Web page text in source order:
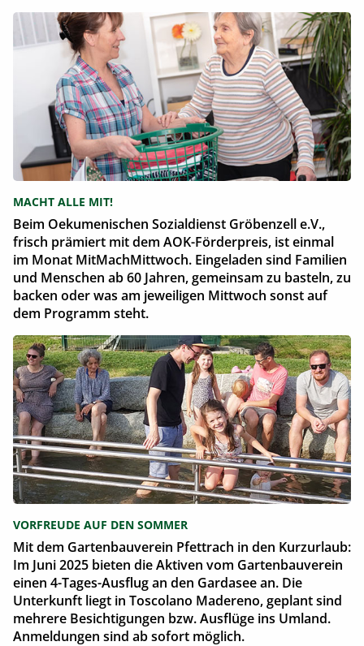
MACHT ALLE MIT!
Beim Oekumenischen Sozialdienst Gröbenzell e.V.,
frisch prämiert mit dem AOK-Förderpreis, ist einmal
im Monat MitMachMittwoch. Eingeladen sind Familien
und Menschen ab 60 Jahren, gemeinsam zu basteln, zu
backen oder was am jeweiligen Mittwoch sonst auf
dem Programm steht.
VORFREUDE AUF DEN SOMMER
Mit dem Gartenbauverein Pfettrach in den Kurzurlaub:
Im Juni 2025 bieten die Aktiven vom Gartenbauverein
einen 4-Tages-Ausflug an den Gardasee an. Die
Unterkunft liegt in Toscolano Madereno, geplant sind
mehrere Besichtigungen bzw. Ausflüge ins Umland.
Anmeldungen sind ab sofort möglich.